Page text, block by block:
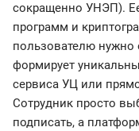
сокращенно УНЭП).
программ и
пользователю нужно
формирует
сервиса УЦ или
Сотрудник просто
подписать, а